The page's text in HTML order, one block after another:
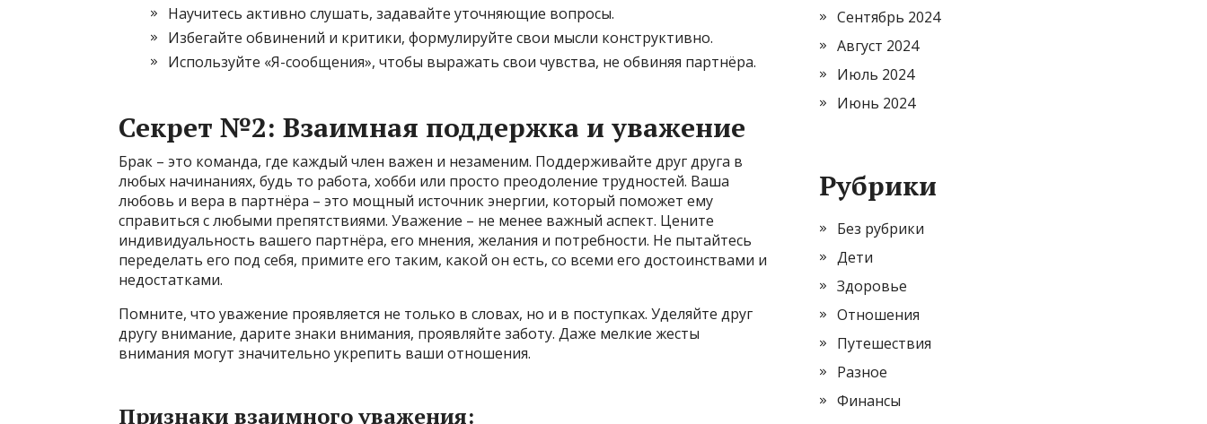
Научитесь активно слушать, задавайте уточняющие вопросы.
Избегайте обвинений и критики, формулируйте свои мысли конструктивно.
Используйте «Я-сообщения», чтобы выражать свои чувства, не обвиняя партнёра.
Секрет №2: Взаимная поддержка и уважение
Брак – это команда, где каждый член важен и незаменим. Поддерживайте друг друга в
любых начинаниях, будь то работа, хобби или просто преодоление трудностей. Ваша
любовь и вера в партнёра – это мощный источник энергии, который поможет ему
справиться с любыми препятствиями. Уважение – не менее важный аспект. Цените
индивидуальность вашего партнёра, его мнения, желания и потребности. Не пытайтесь
переделать его под себя, примите его таким, какой он есть, со всеми его достоинствами и
недостатками.
Помните, что уважение проявляется не только в словах, но и в поступках. Уделяйте друг
другу внимание, дарите знаки внимания, проявляйте заботу. Даже мелкие жесты
внимания могут значительно укрепить ваши отношения.
Признаки взаимного уважения:
Сентябрь 2024
Август 2024
Июль 2024
Июнь 2024
Рубрики
Без рубрики
Дети
Здоровье
Отношения
Путешествия
Разное
Финансы